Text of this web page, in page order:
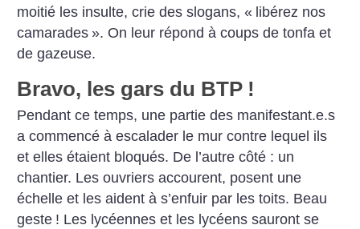
moitié les insulte, crie des slogans, « libérez nos
camarades ». On leur répond à coups de tonfa et
de gazeuse.
Bravo, les gars du BTP !
Pendant ce temps, une partie des manifestant.e.s
a commencé à escalader le mur contre lequel ils
et elles étaient bloqués. De l’autre côté : un
chantier. Les ouvriers accourent, posent une
échelle et les aident à s’enfuir par les toits. Beau
geste ! Les lycéennes et les lycéens sauront se